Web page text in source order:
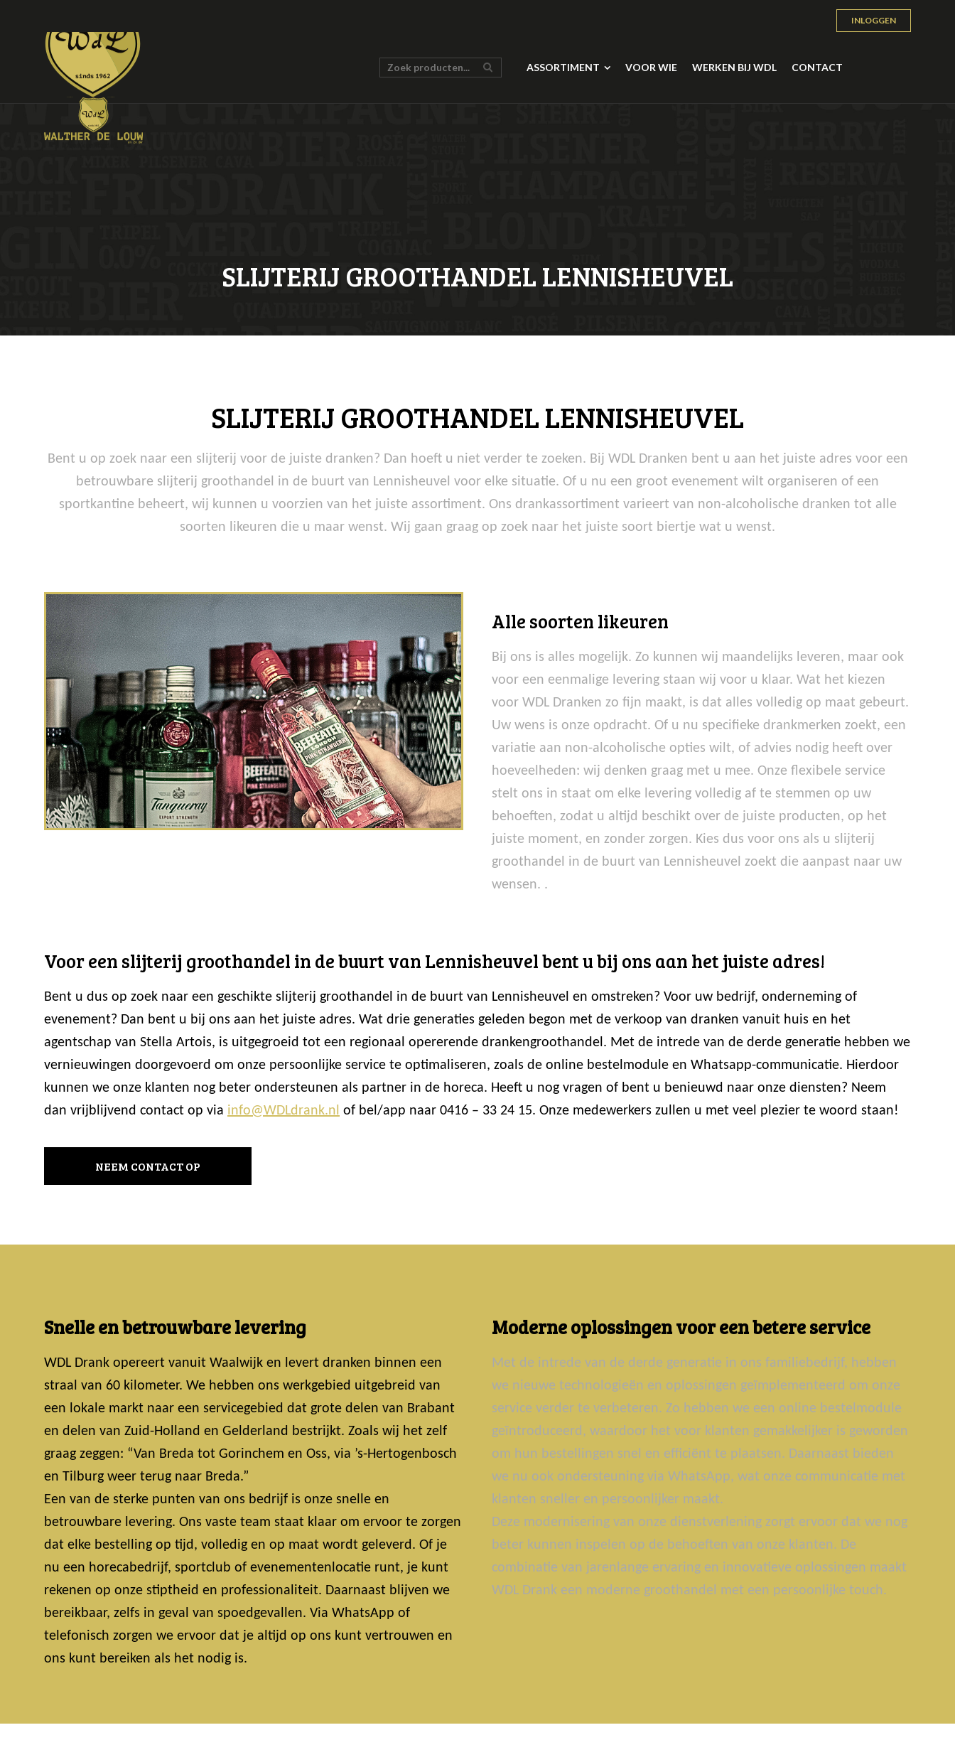
INLOGGEN
ASSORTIMENT VOOR WIE WERKEN BIJ WDL CONTACT
SLIJTERIJ GROOTHANDEL LENNISHEUVEL
SLIJTERIJ GROOTHANDEL LENNISHEUVEL
Bent u op zoek naar een slijterij voor de juiste dranken? Dan hoeft u niet verder te zoeken. Bij WDL Dranken bent u aan het juiste adres voor een
betrouwbare slijterij groothandel in de buurt van Lennisheuvel voor elke situatie. Of u nu een groot evenement wilt organiseren of een
sportkantine beheert, wij kunnen u voorzien van het juiste assortiment. Ons drankassortiment varieert van non-alcoholische dranken tot alle
soorten likeuren die u maar wenst. Wij gaan graag op zoek naar het juiste soort biertje wat u wenst.
Alle soorten likeuren
Bij ons is alles mogelijk. Zo kunnen wij maandelijks leveren, maar ook
voor een eenmalige levering staan wij voor u klaar. Wat het kiezen
voor WDL Dranken zo fijn maakt, is dat alles volledig op maat gebeurt.
Uw wens is onze opdracht. Of u nu specifieke drankmerken zoekt, een
variatie aan non-alcoholische opties wilt, of advies nodig heeft over
hoeveelheden: wij denken graag met u mee. Onze flexibele service
stelt ons in staat om elke levering volledig af te stemmen op uw
behoeften, zodat u altijd beschikt over de juiste producten, op het
juiste moment, en zonder zorgen. Kies dus voor ons als u slijterij
groothandel in de buurt van Lennisheuvel zoekt die aanpast naar uw
wensen. .
Voor een slijterij groothandel in de buurt van Lennisheuvel bent u bij ons aan het juiste adres!
Bent u dus op zoek naar een geschikte slijterij groothandel in de buurt van Lennisheuvel en omstreken? Voor uw bedrijf, onderneming of
evenement? Dan bent u bij ons aan het juiste adres. Wat drie generaties geleden begon met de verkoop van dranken vanuit huis en het
agentschap van Stella Artois, is uitgegroeid tot een regionaal opererende drankengroothandel. Met de intrede van de derde generatie hebben we
vernieuwingen doorgevoerd om onze persoonlijke service te optimaliseren, zoals de online bestelmodule en Whatsapp-communicatie. Hierdoor
kunnen we onze klanten nog beter ondersteunen als partner in de horeca. Heeft u nog vragen of bent u benieuwd naar onze diensten? Neem
dan vrijblijvend contact op via info@WDLdrank.nl of bel/app naar 0416 – 33 24 15. Onze medewerkers zullen u met veel plezier te woord staan!
NEEM CONTACT OP
Snelle en betrouwbare levering
WDL Drank opereert vanuit Waalwijk en levert dranken binnen een
straal van 60 kilometer. We hebben ons werkgebied uitgebreid van
een lokale markt naar een servicegebied dat grote delen van Brabant
en delen van Zuid-Holland en Gelderland bestrijkt. Zoals wij het zelf
graag zeggen: “Van Breda tot Gorinchem en Oss, via ’s-Hertogenbosch
en Tilburg weer terug naar Breda.”
Een van de sterke punten van ons bedrijf is onze snelle en
betrouwbare levering. Ons vaste team staat klaar om ervoor te zorgen
dat elke bestelling op tijd, volledig en op maat wordt geleverd. Of je
nu een horecabedrijf, sportclub of evenementenlocatie runt, je kunt
rekenen op onze stiptheid en professionaliteit. Daarnaast blijven we
bereikbaar, zelfs in geval van spoedgevallen. Via WhatsApp of
telefonisch zorgen we ervoor dat je altijd op ons kunt vertrouwen en
ons kunt bereiken als het nodig is.
Moderne oplossingen voor een betere service
Met de intrede van de derde generatie in ons familiebedrijf, hebben
we nieuwe technologieën en oplossingen geïmplementeerd om onze
service verder te verbeteren. Zo hebben we een online bestelmodule
geïntroduceerd, waardoor het voor klanten gemakkelijker is geworden
om hun bestellingen snel en efficiënt te plaatsen. Daarnaast bieden
we nu ook ondersteuning via WhatsApp, wat onze communicatie met
klanten sneller en persoonlijker maakt.
Deze modernisering van onze dienstverlening zorgt ervoor dat we nog
beter kunnen inspelen op de behoeften van onze klanten. De
combinatie van jarenlange ervaring en innovatieve oplossingen maakt
WDL Drank een moderne groothandel met een persoonlijke touch.